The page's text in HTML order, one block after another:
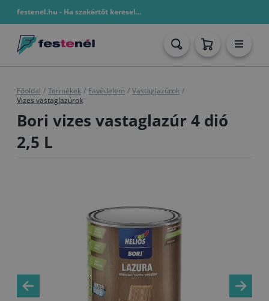
festenel.hu - Ha szakértőt keresel...
Főoldal / Termékek / Favédelem / Vastaglazúrok /
Vizes vastaglazúrok
Bori vizes vastaglazúr 4 dió
2,5 L